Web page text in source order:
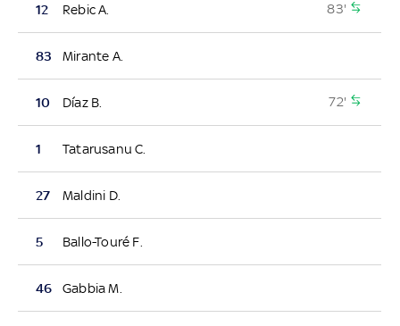
12 Rebic A. 83'
83 Mirante A.
10 Díaz B. 72'
1 Tatarusanu C.
27 Maldini D.
5 Ballo-Touré F.
46 Gabbia M.